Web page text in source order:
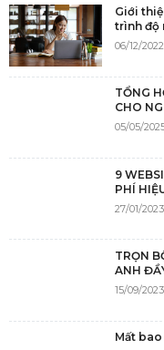
Giới
trình độ
06/12/2022
TỔNG
CHO
05/05/
9
PHÍ
27/01/2023
TRỌN
ANH
15/09/2023
Mất